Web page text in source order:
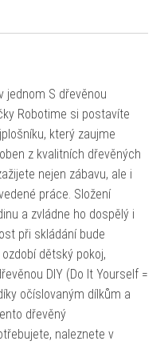
jednom S dřevěnou
Robotime si postavíte
který zaujme
z kvalitních dřevěných
nejen zábavu, ale i
práce. Složení
a zvládne ho dospělý i
při skládání bude
dětský pokoj,
DIY (Do It Yourself =
očíslovaným dílkům a
dřevěný
naleznete v